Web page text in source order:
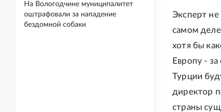
Эксперт не
самом
хотя бы
Европу -
Турции
директор
страны
На Вологодчине муниципалитет
оштрафовали за нападение
бездомной собаки